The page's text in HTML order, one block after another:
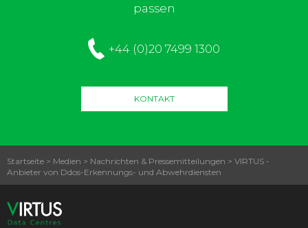
passen
+44 (0)20 7499 1300
KONTAKT
Startseite > Medien > Nachrichten & Pressemitteilungen > VIRTUS -
Anbieter von Ddos-Erkennungs- und Abwehrdiensten